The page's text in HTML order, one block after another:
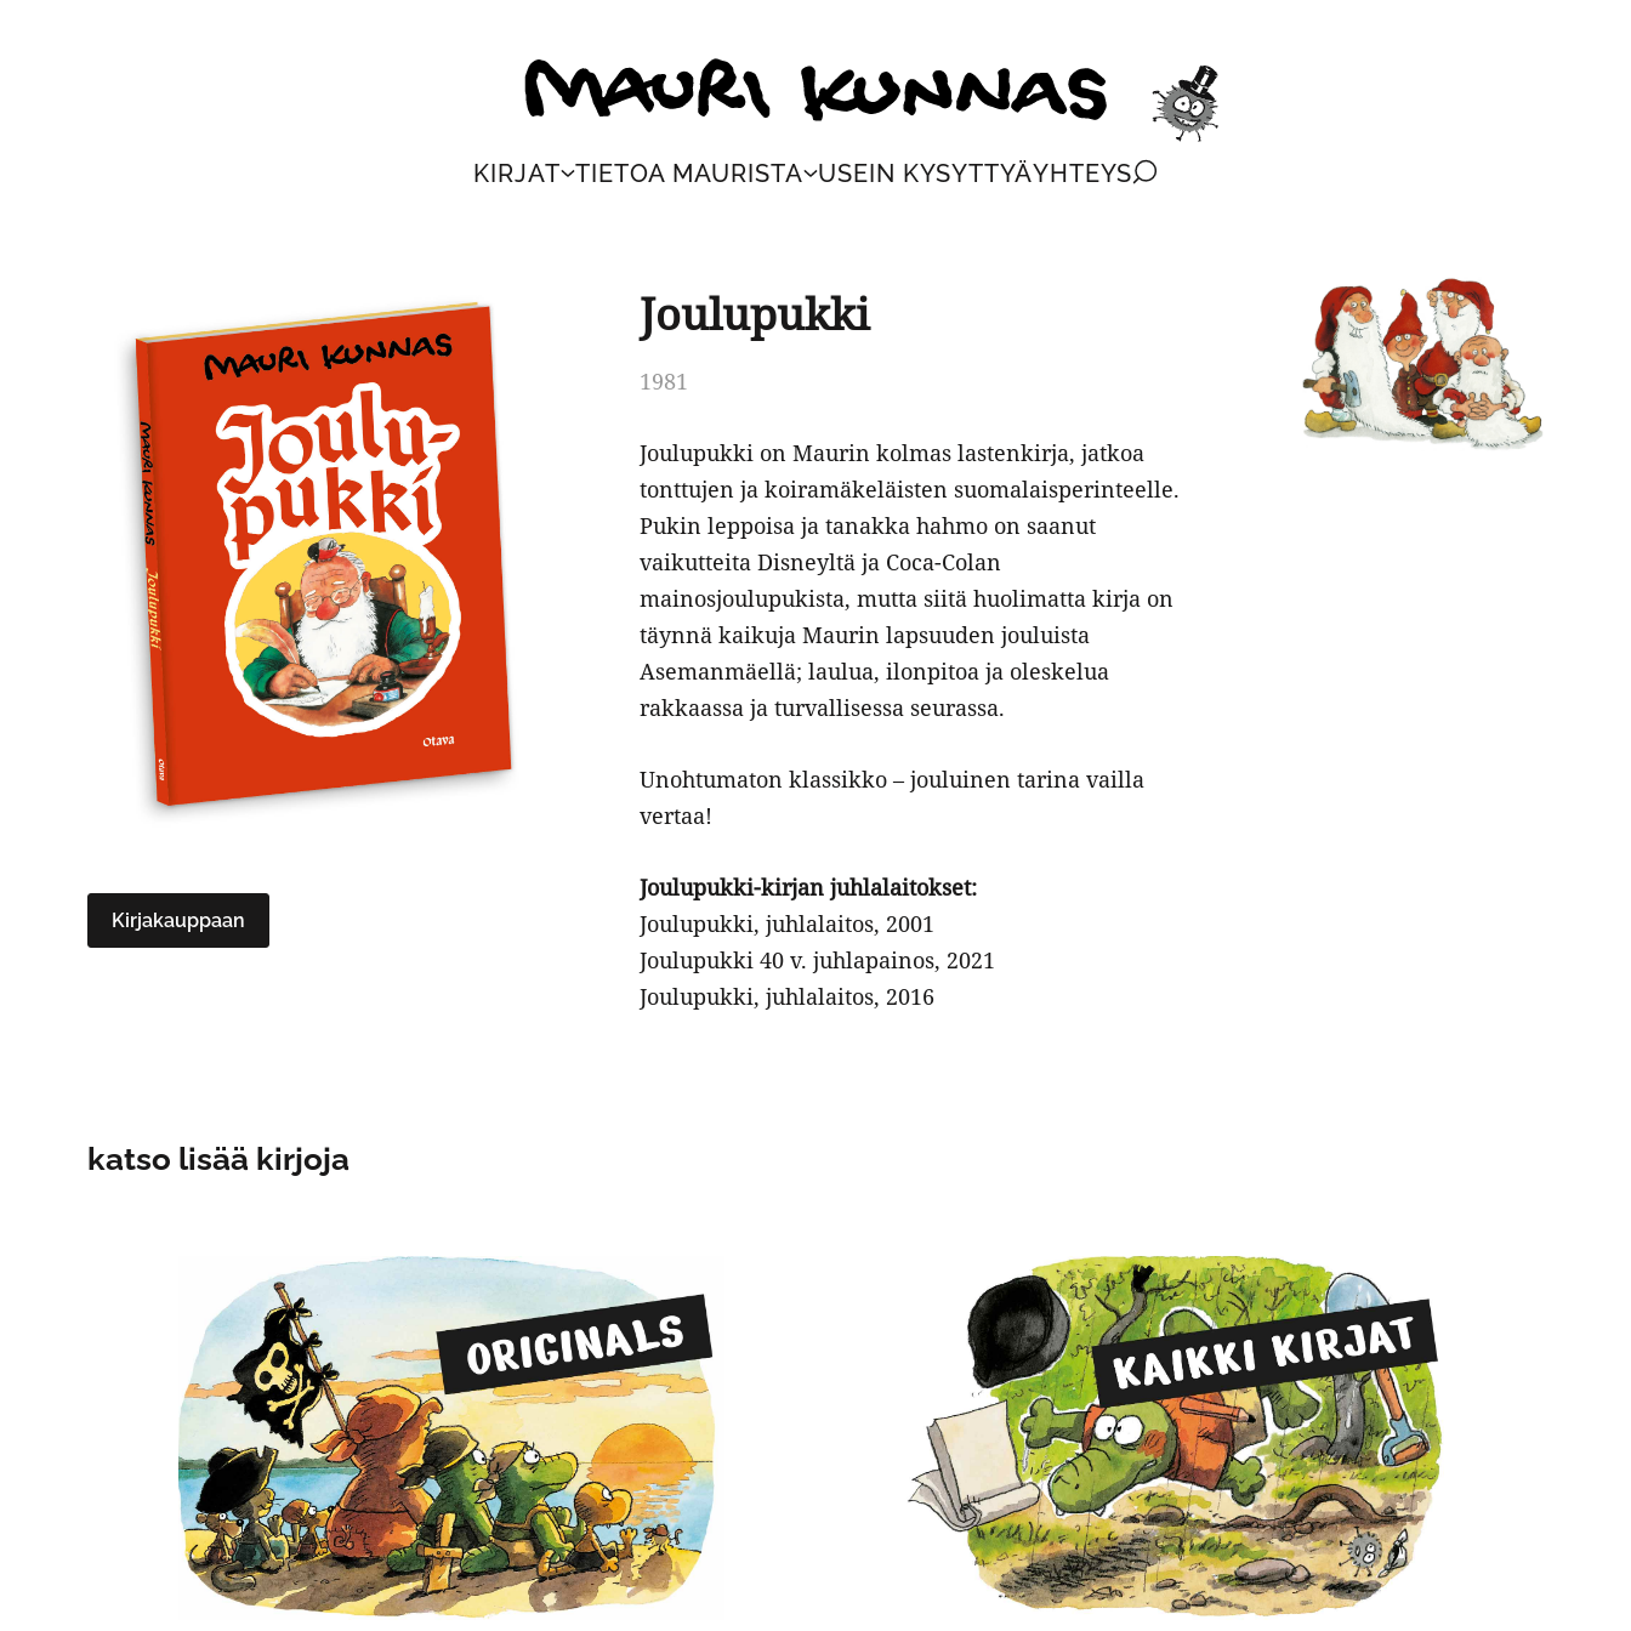
Mauri Kunnas
KIRJAT TIETOA MAURISTA USEIN KYSYTTYÄYHTEYS
Kirjakauppaan
Joulupukki
1981
Joulupukki on Maurin kolmas lastenkirja, jatkoa
tonttujen ja koiramäkeläisten suomalaisperinteelle.
Pukin leppoisa ja tanakka hahmo on saanut
vaikutteita Disneyltä ja Coca-Colan
mainosjoulupukista, mutta siitä huolimatta kirja on
täynnä kaikuja Maurin lapsuuden jouluista
Asemanmäellä; laulua, ilonpitoa ja oleskelua
rakkaassa ja turvallisessa seurassa.
Unohtumaton klassikko – jouluinen tarina vailla
vertaa!
Joulupukki-kirjan juhlalaitokset:
Joulupukki, juhlalaitos, 2001
Joulupukki 40 v. juhlapainos, 2021
Joulupukki, juhlalaitos, 2016
katso lisää kirjoja